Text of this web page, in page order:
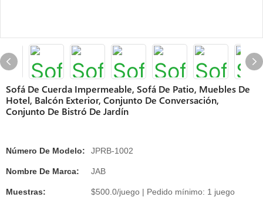
Sofá De Cuerda Impermeable, Sofá De Patio, Muebles De
Hotel, Balcón Exterior, Conjunto De Conversación,
Conjunto De Bistró De Jardín
Número De Modelo: JPRB-1002
Nombre De Marca: JAB
Muestras: $500.0/juego | Pedido mínimo: 1 juego